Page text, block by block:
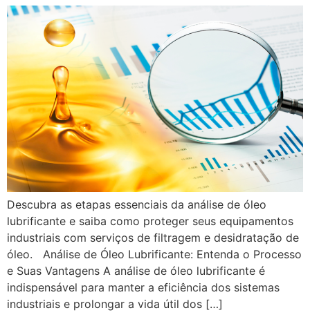
Descubra as etapas essenciais da análise de óleo
lubrificante e saiba como proteger seus equipamentos
industriais com serviços de filtragem e desidratação de
óleo. Análise de Óleo Lubrificante: Entenda o Processo
e Suas Vantagens A análise de óleo lubrificante é
indispensável para manter a eficiência dos sistemas
industriais e prolongar a vida útil dos […]